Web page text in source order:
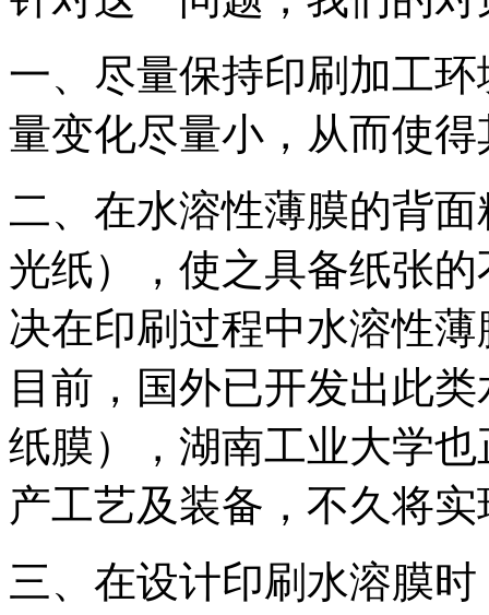
一、尽量保持印刷加工
量变化尽量小，从而使
二、在水溶性薄膜的背
光纸），使之具备纸张
决在印刷过程中水溶性
目前，国外已开发出此
纸膜），湖南工业大学
产工艺及装备，不久将
三、在设计印刷水溶膜